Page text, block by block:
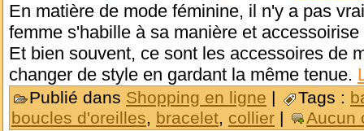
En matière de mode féminine, il n'y a pas
femme s'habille à sa manière et
Et bien souvent, ce sont les accessoires de
changer de style en gardant la même tenue.
Publié dans Shopping en ligne | Tags :
boucles d'oreilles, bracelet, collier | Aucun